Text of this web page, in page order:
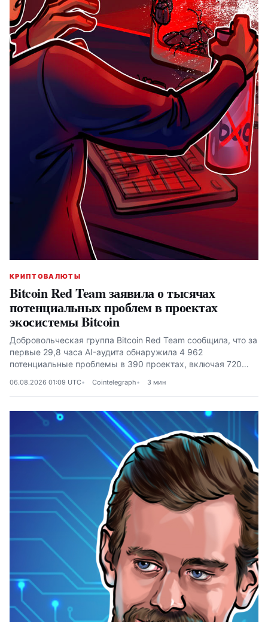
КРИПТОВАЛЮТЫ
Bitcoin Red Team заявила о тысячах
потенциальных проблем в проектах
экосистемы Bitcoin
Добровольческая группа Bitcoin Red Team сообщила, что за
первые 29,8 часа AI-аудита обнаружила 4 962
потенциальные проблемы в 390 проектах, включая 720
06.08.2026 01:09 UTC Cointelegraph 3 мин